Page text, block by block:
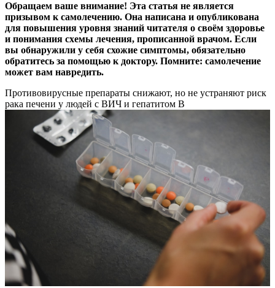
Обращаем ваше внимание! Эта статья не является
призывом к самолечению. Она написана и опубликована
для повышения уровня знаний читателя о своём здоровье
и понимания схемы лечения, прописанной врачом. Если
вы обнаружили у себя схожие симптомы, обязательно
обратитесь за помощью к доктору. Помните: самолечение
может вам навредить.
Противовирусные препараты снижают, но не устраняют риск
рака печени у людей с ВИЧ и гепатитом B